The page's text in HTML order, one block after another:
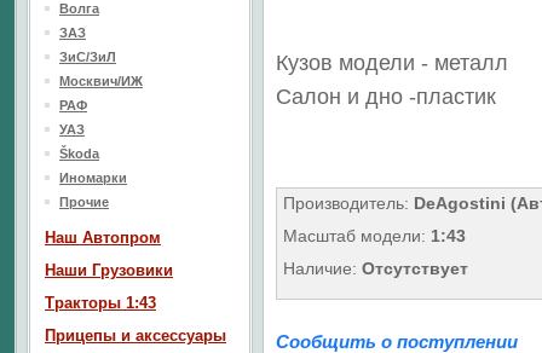
Кузов модели - металл
Салон и дно -пластик
Производитель: DeAgostini
Масштаб модели: 1:43
Наличие: Отсутствует
Сообщить о поступлении
Волга
ЗАЗ
ЗиС/ЗиЛ
Москвич/ИЖ
РАФ
УАЗ
Škoda
Иномарки
Прочие
Наш Aвтопром
Наши Грузовики
Тракторы 1:43
Прицепы и аксессуары